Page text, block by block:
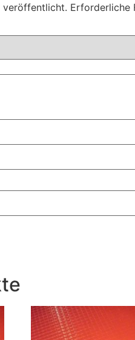
veröffentlicht. Erforderliche